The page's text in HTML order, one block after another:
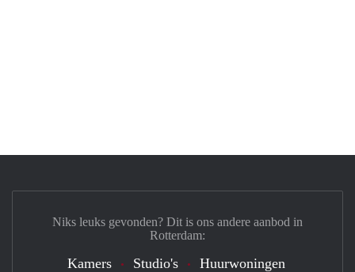
Niks leuks gevonden? Dit is ons andere aanbod in
Rotterdam:
Kamers Studio's Huurwoningen